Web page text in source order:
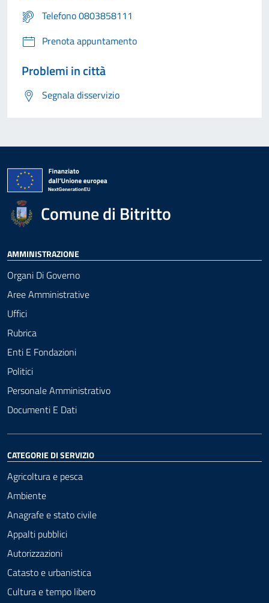
Telefono 0803858111
Prenota appuntamento
Problemi in città
Segnala disservizio
Comune di Bitritto
AMMINISTRAZIONE
Organi Di Governo
Aree Amministrative
Uffici
Rubrica
Enti E Fondazioni
Politici
Personale Amministrativo
Documenti E Dati
CATEGORIE DI SERVIZIO
Agricoltura e pesca
Ambiente
Anagrafe e stato civile
Appalti pubblici
Autorizzazioni
Catasto e urbanistica
Cultura e tempo libero